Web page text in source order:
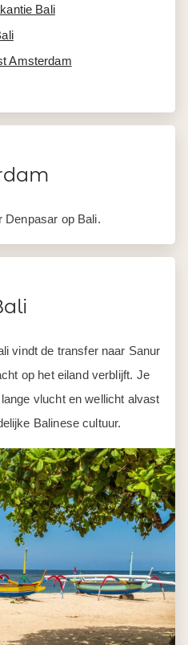
Bali
Amsterdam
Denpasar op Bali.
vindt de transfer naar Sanur
op het eiland verblijft. Je
vlucht en wellicht alvast
Balinese cultuur.